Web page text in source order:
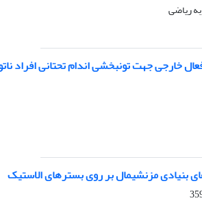
ریاضی
خارجی جهت تونبخشی اندام تحتانی افراد
مزنشیمال بر روی بسترهای الاستیک